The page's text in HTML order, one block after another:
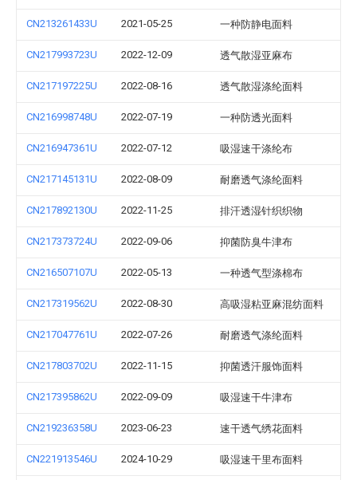
CN213261433U 2021-05-25 一种防静电面料
CN217993723U 2022-12-09 透气散湿亚麻布
CN217197225U 2022-08-16 透气散湿涤纶面料
CN216998748U 2022-07-19 一种防透光面料
CN216947361U 2022-07-12 吸湿速干涤纶布
CN217145131U 2022-08-09 耐磨透气涤纶面料
CN217892130U 2022-11-25 排汗透湿针织织物
CN217373724U 2022-09-06 抑菌防臭牛津布
CN216507107U 2022-05-13 一种透气型涤棉布
CN217319562U 2022-08-30 高吸湿粘亚麻混纺面料
CN217047761U 2022-07-26 耐磨透气涤纶面料
CN217803702U 2022-11-15 抑菌透汗服饰面料
CN217395862U 2022-09-09 吸湿速干牛津布
CN219236358U 2023-06-23 速干透气绣花面料
CN221913546U 2024-10-29 吸湿速干里布面料